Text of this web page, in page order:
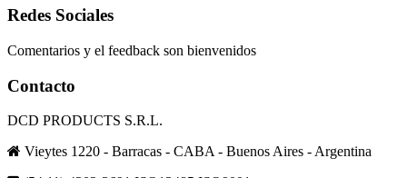
Redes Sociales
Comentarios y el feedback son bienvenidos
Contacto
DCD PRODUCTS S.R.L.
Vieytes 1220 - Barracas - CABA - Buenos Aires - Argentina